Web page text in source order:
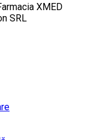
XMED
SRL